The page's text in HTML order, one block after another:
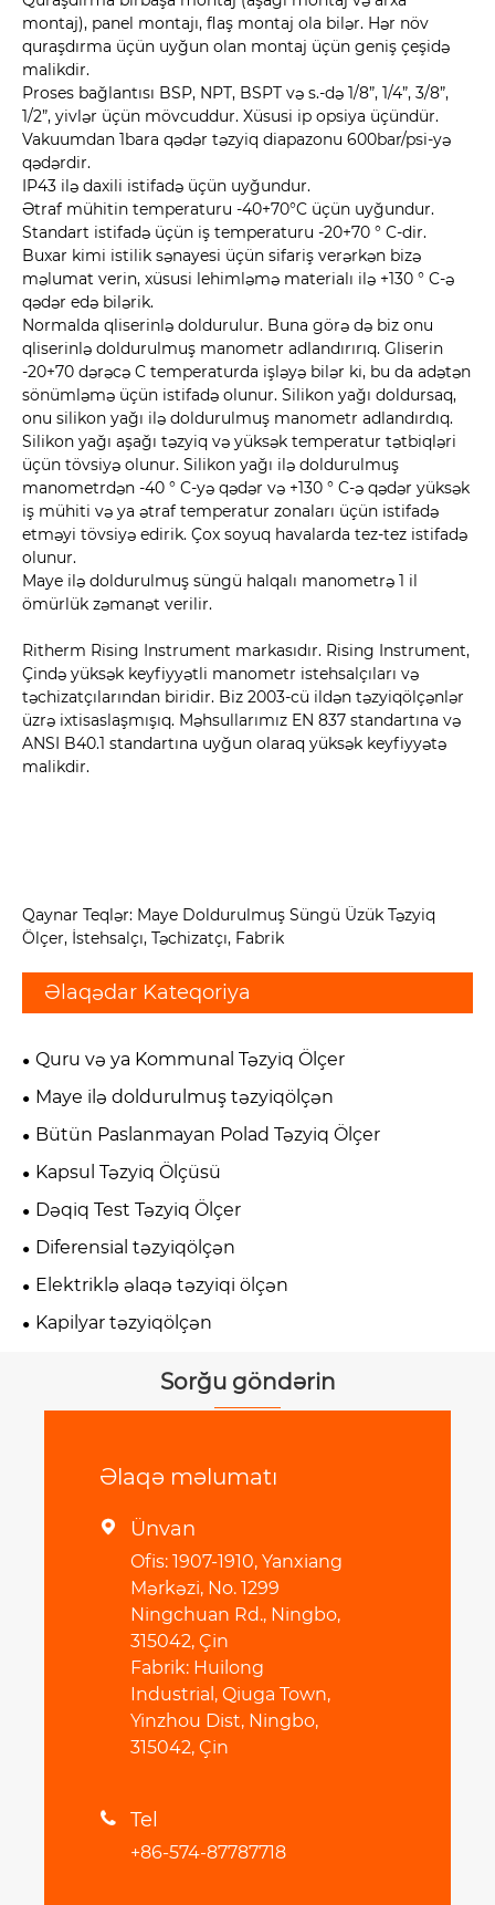
montaj), panel montajı, flaş montaj ola bilər. Hər növ
quraşdırma üçün uyğun olan montaj üçün geniş çeşidə
malikdir.
Proses bağlantısı BSP, NPT, BSPT və s.-də 1/8”, 1/4”, 3/8”,
1/2”, yivlər üçün mövcuddur. Xüsusi ip opsiya üçündür.
Vakuumdan 1bara qədər təzyiq diapazonu 600bar/psi-yə
qədərdir.
IP43 ilə daxili istifadə üçün uyğundur.
Ətraf mühitin temperaturu -40+70°C üçün uyğundur.
Standart istifadə üçün iş temperaturu -20+70 ° C-dir.
Buxar kimi istilik sənayesi üçün sifariş verərkən bizə
məlumat verin, xüsusi lehimləmə materialı ilə +130 ° C-ə
qədər edə bilərik.
Normalda qliserinlə doldurulur. Buna görə də biz onu
qliserinlə doldurulmuş manometr adlandırırıq. Gliserin
-20+70 dərəcə C temperaturda işləyə bilər ki, bu da adətən
sönümləmə üçün istifadə olunur. Silikon yağı doldursaq,
onu silikon yağı ilə doldurulmuş manometr adlandırdıq.
Silikon yağı aşağı təzyiq və yüksək temperatur tətbiqləri
üçün tövsiyə olunur. Silikon yağı ilə doldurulmuş
manometrdən -40 ° C-yə qədər və +130 ° C-ə qədər yüksək
iş mühiti və ya ətraf temperatur zonaları üçün istifadə
etməyi tövsiyə edirik. Çox soyuq havalarda tez-tez istifadə
olunur.
Maye ilə doldurulmuş süngü halqalı manometrə 1 il
ömürlük zəmanət verilir.
Ritherm Rising Instrument markasıdır. Rising Instrument,
Çində yüksək keyfiyyətli manometr istehsalçıları və
təchizatçılarından biridir. Biz 2003-cü ildən təzyiqölçənlər
üzrə ixtisaslaşmışıq. Məhsullarımız EN 837 standartına və
ANSI B40.1 standartına uyğun olaraq yüksək keyfiyyətə
malikdir.
Qaynar Teqlər: Maye Doldurulmuş Süngü Üzük Təzyiq
Ölçer, İstehsalçı, Təchizatçı, Fabrik
Əlaqədar Kateqoriya
Quru və ya Kommunal Təzyiq Ölçer
Maye ilə doldurulmuş təzyiqölçən
Bütün Paslanmayan Polad Təzyiq Ölçer
Kapsul Təzyiq Ölçüsü
Dəqiq Test Təzyiq Ölçer
Diferensial təzyiqölçən
Elektriklə əlaqə təzyiqi ölçən
Kapilyar təzyiqölçən
Sorğu göndərin
Əlaqə məlumatı
 Ünvan
Ofis: 1907-1910, Yanxiang
Mərkəzi, No. 1299
Ningchuan Rd., Ningbo,
315042, Çin
Fabrik: Huilong
Industrial, Qiuga Town,
Yinzhou Dist, Ningbo,
315042, Çin
 Tel
+86-574-87787718